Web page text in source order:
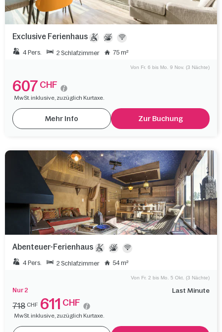
Exclusive Ferienhaus
4 Pers. 2 Schlafzimmer 75 m²
Von Fr. 6 bis Mo. 9 Nov. (3 Nächte)
607 CHF
MwSt. inklusive, zuzüglich Kurtaxe.
Mehr Info Zur Buchung
Abenteuer-Ferienhaus
4 Pers. 2 Schlafzimmer 54 m²
Nur 2 Last Minute
Von Fr. 2 bis Mo. 5 Okt. (3 Nächte)
718 CHF 611 CHF
MwSt. inklusive, zuzüglich Kurtaxe.